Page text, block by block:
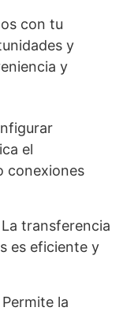
con tu
y
y
el
conexiones
La transferencia
es eficiente y
Permite la